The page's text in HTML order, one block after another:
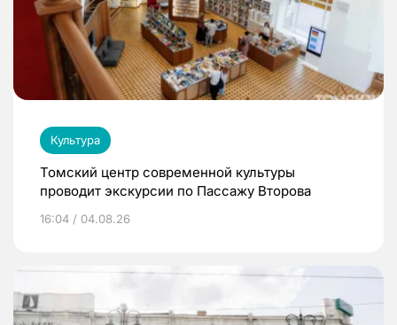
Культура
Томский центр современной культуры
проводит экскурсии по Пассажу Второва
16:04 / 04.08.26